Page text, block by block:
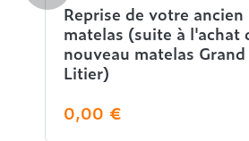
Reprise de votre ancien
matelas (suite à l'achat
nouveau matelas Grand
Litier)
0,00 €